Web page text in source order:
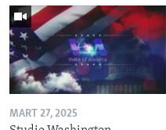
MART 27, 2025